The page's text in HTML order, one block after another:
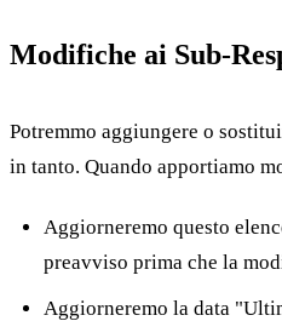
Modifiche ai Sub-
Potremmo aggiungere o
in tanto. Quando apportiamo
Aggiorneremo questo
preavviso prima che la
Aggiorneremo la data